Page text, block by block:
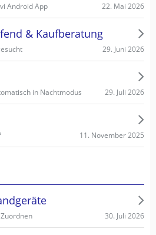
Android App 22. Mai 2026
& Kaufberatung
29. Juni 2026
in Nachtmodus 29. Juli 2026
11. November 2025
30. Juli 2026